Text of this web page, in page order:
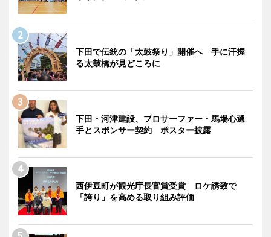
下田で伝統の「太鼓祭り」開催へ 手に汗握
る太鼓橋が見どころに
下田・河津建設、プロサーファー・馬場心選
手とスポンサー契約 ポスター披露
西伊豆町が観光庁長官賞受賞 ロケ誘致で
「誇り」を高める取り組み評価